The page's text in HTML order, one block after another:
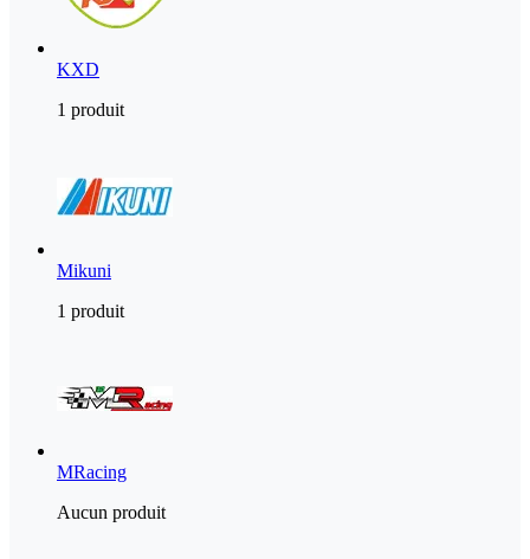
KXD
1 produit
Mikuni
1 produit
MRacing
Aucun produit